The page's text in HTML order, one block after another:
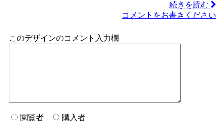
続きを読む
コメントをお書きください
このデザインのコメント入力欄
閲覧者 購入者